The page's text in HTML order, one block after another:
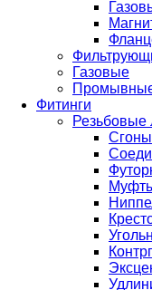
Газовые
Фитинги
Резьбовые
Сгоны